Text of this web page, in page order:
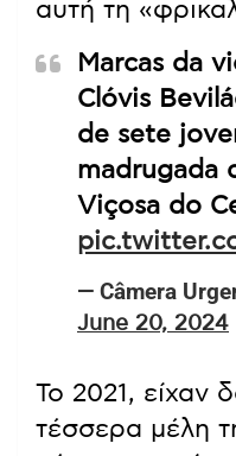
αυτή τη
Marcas da
Clóvis
de sete
madrugada
Viçosa do
— Câmera
June 20, 2024
Το 2021, είχαν
τέσσερα μέλη